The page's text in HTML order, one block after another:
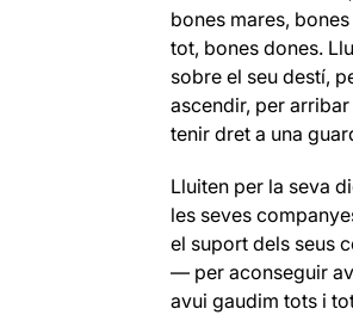
bones mares,
tot, bones dones.
sobre el seu destí,
ascendir, per
tenir dret a una
Lluiten per la seva
les seves
el suport dels seus
— per aconseguir
avui gaudim tots i